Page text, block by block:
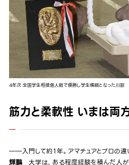
4年次 全国学生相撲個人戦で優勝し学生横綱となった川副
筋力と柔軟性 いまは両
――入門して約１年。アマチュアとプロの違
輝鵬大学は、ある程度経験を積んだ人が